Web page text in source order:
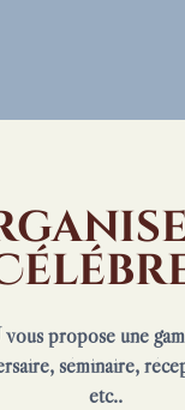
propose une
séminaire,
etc..